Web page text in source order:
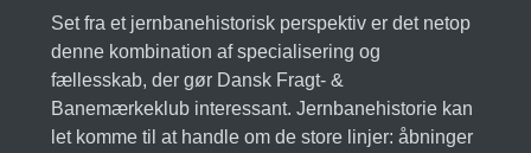
Set fra et jernbanehistorisk perspektiv er det netop
denne kombination af specialisering og
fællesskab, der gør Dansk Fragt- &
Banemærkeklub interessant. Jernbanehistorie kan
let komme til at handle om de store linjer: åbninger